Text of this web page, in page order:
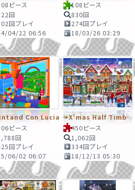
ピース
回
回プレイ
04/22 06:56
108ピース
830回
274回プレイ
18/03/26 03:29
Con Lucia
ピース
回
回プレイ
06/02 06:07
✑X'mas Half Timbered Street
450ピース
1,062回
334回プレイ
18/12/13 05:30